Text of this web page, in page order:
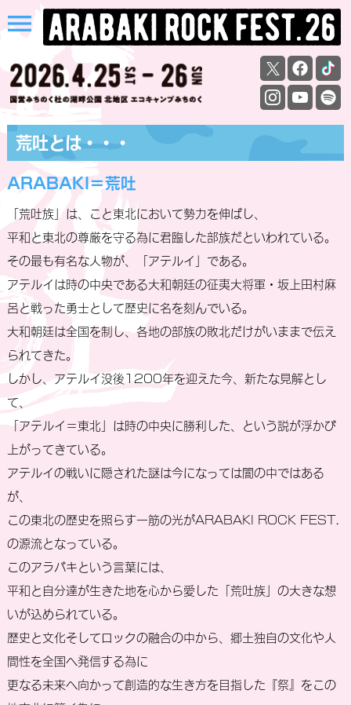
menu
荒吐とは・・・
ARABAKI＝荒吐
「荒吐族」は、こと東北において勢力を伸ばし、
平和と東北の尊厳を守る為に君臨した部族だといわれている。
その最も有名な人物が、「アテルイ」である。
アテルイは時の中央である大和朝廷の征夷大将軍・坂上田村麻
呂と戦った勇士として歴史に名を刻んでいる。
大和朝廷は全国を制し、各地の部族の敗北だけがいままで伝え
られてきた。
しかし、アテルイ没後1200年を迎えた今、新たな見解とし
て、
「アテルイ＝東北」は時の中央に勝利した、という説が浮かび
上がってきている。
アテルイの戦いに隠された謎は今になっては闇の中ではある
が、
この東北の歴史を照らす一筋の光がARABAKI ROCK FEST.
の源流となっている。
このアラバキという言葉には、
平和と自分達が生きた地を心から愛した「荒吐族」の大きな想
いが込められている。
歴史と文化そしてロックの融合の中から、郷土独自の文化や人
間性を全国へ発信する為に
更なる未来へ向かって創造的な生き方を目指した『祭』をこの